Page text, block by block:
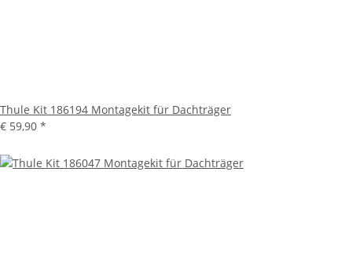
Thule Kit 186194 Montagekit für Dachträger
€ 59,90 *